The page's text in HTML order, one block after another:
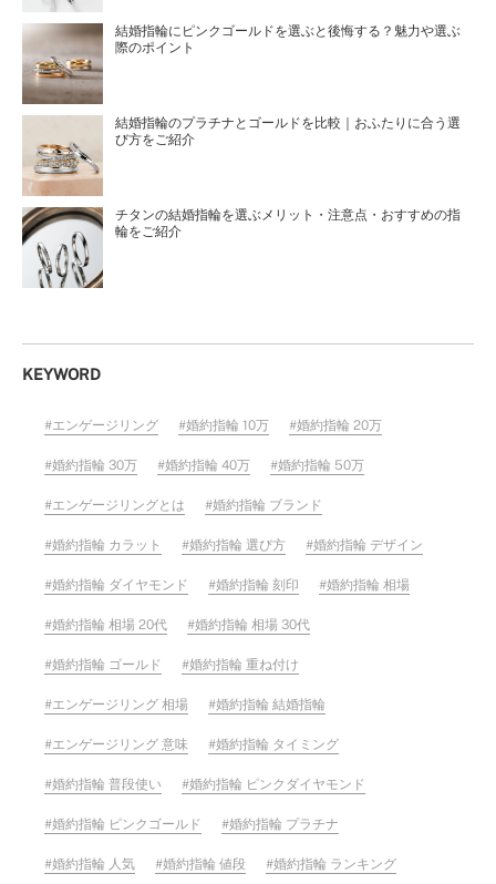
結婚指輪にピンクゴールドを選ぶと後悔する？魅力や選ぶ
際のポイント
結婚指輪のプラチナとゴールドを比較｜おふたりに合う選
び方をご紹介
チタンの結婚指輪を選ぶメリット・注意点・おすすめの指
輪をご紹介
KEYWORD
エンゲージリング 婚約指輪 10万 婚約指輪 20万
婚約指輪 30万 婚約指輪 40万 婚約指輪 50万
エンゲージリングとは 婚約指輪 ブランド
婚約指輪 カラット 婚約指輪 選び方 婚約指輪 デザイン
婚約指輪 ダイヤモンド 婚約指輪 刻印 婚約指輪 相場
婚約指輪 相場 20代 婚約指輪 相場 30代
婚約指輪 ゴールド 婚約指輪 重ね付け
エンゲージリング 相場 婚約指輪 結婚指輪
エンゲージリング 意味 婚約指輪 タイミング
婚約指輪 普段使い 婚約指輪 ピンクダイヤモンド
婚約指輪 ピンクゴールド 婚約指輪 プラチナ
婚約指輪 人気 婚約指輪 値段 婚約指輪 ランキング